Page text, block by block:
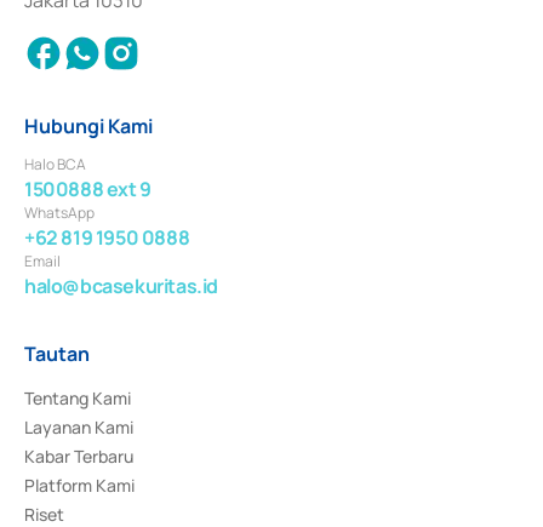
Hubungi Kami
Halo BCA
1500888 ext 9
WhatsApp
+62 819 1950 0888
Email
halo@bcasekuritas.id
Tautan
Tentang Kami
Layanan Kami
Kabar Terbaru
Platform Kami
Riset